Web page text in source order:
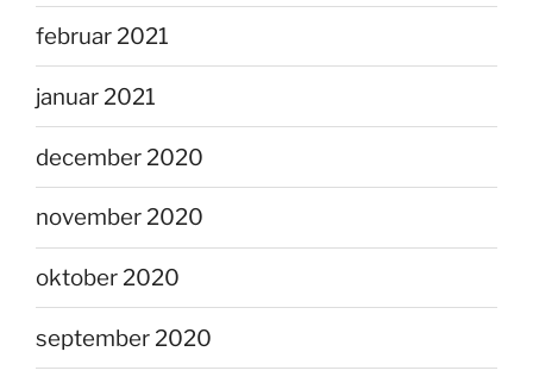
februar 2021
januar 2021
december 2020
november 2020
oktober 2020
september 2020